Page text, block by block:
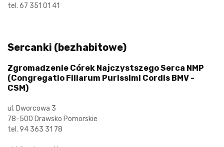
tel. 67 351 01 41
Sercanki (bezhabitowe)
Zgromadzenie Córek Najczystszego Serca NMP
(Congregatio Filiarum Purissimi Cordis BMV -
CSM)
ul. Dworcowa 3
78-500 Drawsko Pomorskie
tel. 94 363 31 78